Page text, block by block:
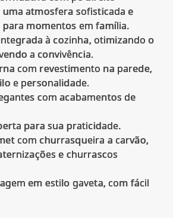
atmosfera sofisticada e
momentos em família.
à cozinha, otimizando o
a convivência.
com revestimento na parede,
e personalidade.
com acabamentos de
para sua praticidade.
com churrasqueira a carvão,
e churrascos
em estilo gaveta, com fácil